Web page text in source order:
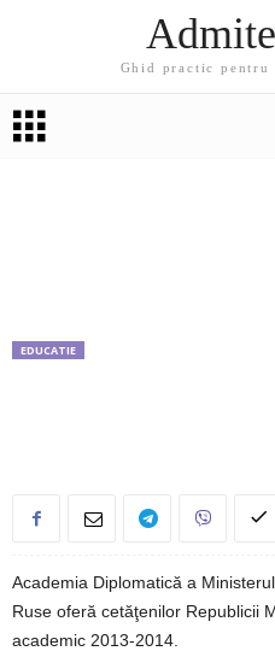
Ghid practic
EDUCATIE
Academia Diplomatică a
Ruse oferă cetăţenilor Republicii
academic 2013-2014.